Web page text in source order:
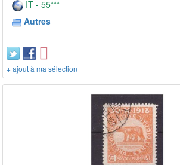
IT - 55***
Autres
+ ajout à ma sélection